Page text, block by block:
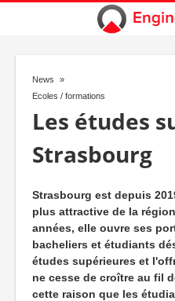
News
Ecoles / formations
Les études
Strasbourg
Strasbourg est depuis
plus attractive de la
années, elle ouvre ses
bacheliers et étudiants
études supérieures et
ne cesse de croître au fil
cette raison que les